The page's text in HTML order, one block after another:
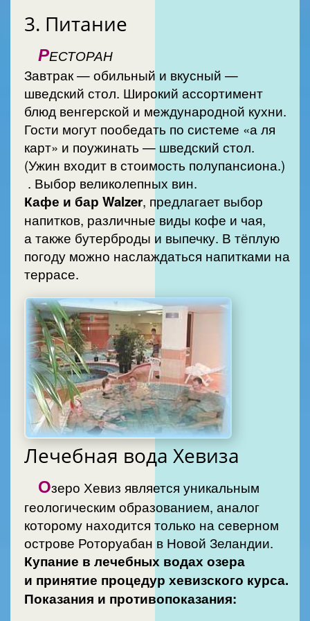
3. Питание
РЕСТОРАН
Завтрак — обильный и вкусный —
шведский стол. Широкий ассортимент
блюд венгерской и международной кухни.
Гости могут пообедать по системе «а ля
карт» и поужинать — шведский стол.
(Ужин входит в стоимость полупансиона.)
. Выбор великолепных вин.
Кафе и бар Walzer, предлагает выбор
напитков, различные виды кофе и чая,
а также бутерброды и выпечку. В тёплую
погоду можно наслаждаться напитками на
террасе.
Лечебнaя вода Хевизa
Озеро Хевиз является уникальным
геологическим образованием, аналог
которому находится только на северном
острове Роторуабан в Новой Зеландии.
Купание в лечебных водах озера
и принятие процедур хевизского курса.
Показания и противопоказания: